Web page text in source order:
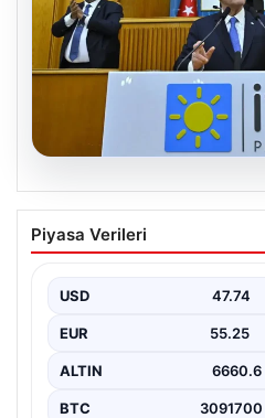
İYİ Parti’den
Anayasa
Piyasa Verileri
USD 47.74
EUR 55.25
ALTIN 6660.6
BTC 3091700